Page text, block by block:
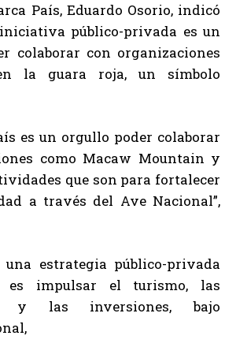
País, Eduardo Osorio, indicó
público-privada es un
colaborar con organizaciones
la guara roja, un símbolo
es un orgullo poder colaborar
como Macaw Mountain y
que son para fortalecer
a través del Ave Nacional”,
una estrategia público-privada
es impulsar el turismo, las
y las inversiones, bajo